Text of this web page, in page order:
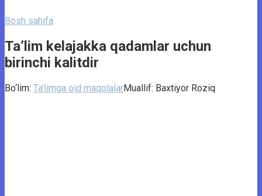
Bosh sahifa
Taʼlim kelajakka qadamlar uchun
birinchi kalitdir
Bo‘lim: Ta’limga oid maqolalarMuallif: Baxtiyor Roziq